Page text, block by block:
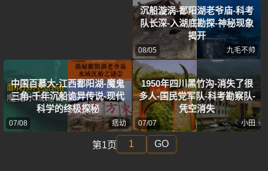
沉船漩涡-鄱阳湖老爷庙-科考
队长深-入湖底勘探-神秘现象
揭开
08/05 九毛不帅
中国百慕大-江西鄱阳湖-魔鬼
三角-千年沉船诡异传说-现代
科学的终极探秘
07/08 痞幼
1950年四川黑竹沟-消失了很
多人-国民党军队-科考勘察队-
凭空消失
07/07 小田
第1页 GO